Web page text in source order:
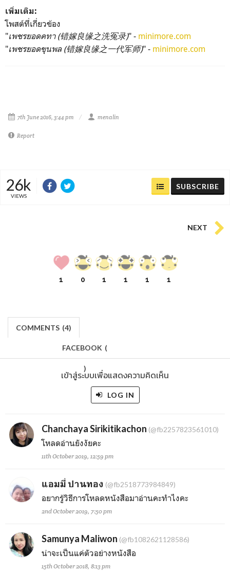
เพิ่มเติม:
โพสต์ที่เกี่ยวข้อง
"เพชรยอดคทา (错嫁良缘之洗冤录)" - minimore.com
"เพชรยอดขุนพล (错嫁良缘之一代军师)" - minimore.com
7th June 2016, 3:44 pm menalin
Report
26k
VIEWS
SUBSCRIBE
NEXT
1 0 1 1 1 1
COMMENTS (4)
FACEBOOK (
)
เข้าสู่ระบบเพื่อแสดงความคิดเห็น
LOG IN
Chanchaya Sirikitikachon (@fb2257823561010)
โหลดอ่านยังงัยคะ
11th October 2019, 12:59 pm
แอมมี่ ปานทอง (@fb2518773984849)
อยากรู้วิธีการโหลดหนังสือมาอ่านคะทำไงคะ
2nd October 2019, 7:50 pm
Samunya Maliwon (@fb1082621128586)
น่าจะเป็นแค่ตัวอย่างหนังสือ
15th October 2018, 8:13 pm